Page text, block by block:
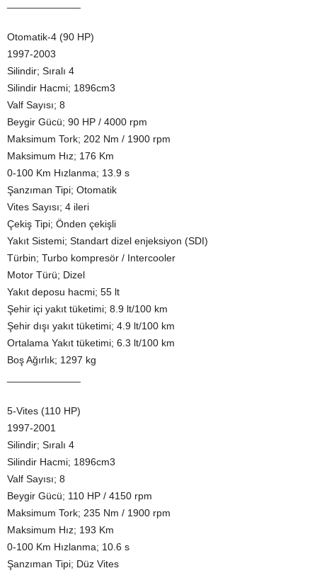
Otomatik-4 (90 HP)
1997-2003
Silindir; Sıralı 4
Silindir Hacmi; 1896cm3
Valf Sayısı; 8
Beygir Gücü; 90 HP / 4000 rpm
Maksimum Tork; 202 Nm / 1900 rpm
Maksimum Hız; 176 Km
0-100 Km Hızlanma; 13.9 s
Şanzıman Tipi; Otomatik
Vites Sayısı; 4 ileri
Çekiş Tipi; Önden çekişli
Yakıt Sistemi; Standart dizel enjeksiyon (SDI)
Türbin; Turbo kompresör / Intercooler
Motor Türü; Dizel
Yakıt deposu hacmi; 55 lt
Şehir içi yakıt tüketimi; 8.9 lt/100 km
Şehir dışı yakıt tüketimi; 4.9 lt/100 km
Ortalama Yakıt tüketimi; 6.3 lt/100 km
Boş Ağırlık; 1297 kg
5-Vites (110 HP)
1997-2001
Silindir; Sıralı 4
Silindir Hacmi; 1896cm3
Valf Sayısı; 8
Beygir Gücü; 110 HP / 4150 rpm
Maksimum Tork; 235 Nm / 1900 rpm
Maksimum Hız; 193 Km
0-100 Km Hızlanma; 10.6 s
Şanzıman Tipi; Düz Vites